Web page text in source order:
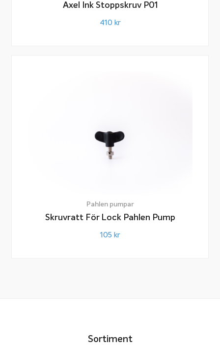
Axel Ink Stoppskruv P01
410 kr
Pahlen pumpar
Skruvratt För Lock Pahlen Pump
105 kr
Sortiment